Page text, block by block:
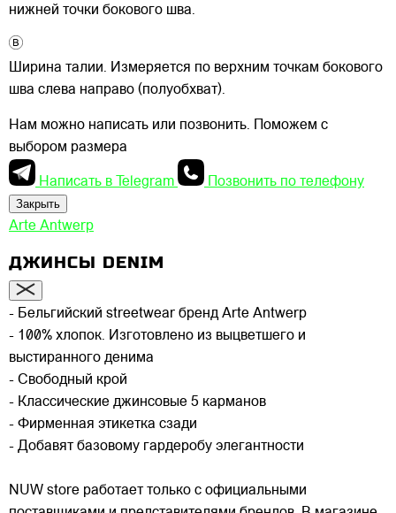
нижней точки бокового шва.
Ширина талии. Измеряется по верхним точкам бокового
шва слева направо (полуобхват).
Нам можно написать или позвонить. Поможем с
выбором размера
Написать в Telegram Позвонить по телефону
Закрыть
Arte Antwerp
ДЖИНСЫ DENIM
- Бельгийский streetwear бренд Arte Antwerp
- 100% хлопок. Изготовлено из выцветшего и
выстиранного денима
- Свободный крой
- Классические джинсовые 5 карманов
- Фирменная этикетка сзади
- Добавят базовому гардеробу элегантности
NUW store работает только с официальными